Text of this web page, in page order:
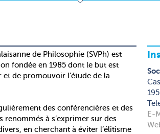
de Philosophie (SVPh) est
fondée en 1985 dont le but est
et de promouvoir l’étude de la
des conférencières et des
renommés à s’exprimer sur des
en cherchant à éviter l’élitisme
E-